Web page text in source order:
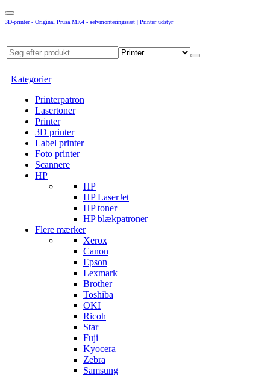
3D-printer - Original Prusa MK4 - selvmonteringssæt | Printer udstyr
Kategorier
Printerpatron
Lasertoner
Printer
3D printer
Label printer
Foto printer
Scannere
HP
HP
HP LaserJet
HP toner
HP blækpatroner
Flere mærker
Xerox
Canon
Epson
Lexmark
Brother
Toshiba
OKI
Ricoh
Star
Fuji
Kyocera
Zebra
Samsung